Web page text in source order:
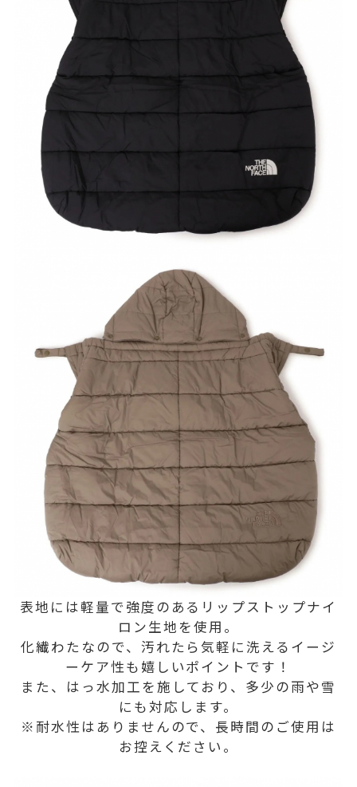
表地には軽量で強度のあるリップストップナイ
ロン生地を使用。
化繊わたなので、汚れたら気軽に洗えるイージ
ーケア性も嬉しいポイントです！
また、はっ水加工を施しており、多少の雨や雪
にも対応します。
※耐水性はありませんので、長時間のご使用は
お控えください。